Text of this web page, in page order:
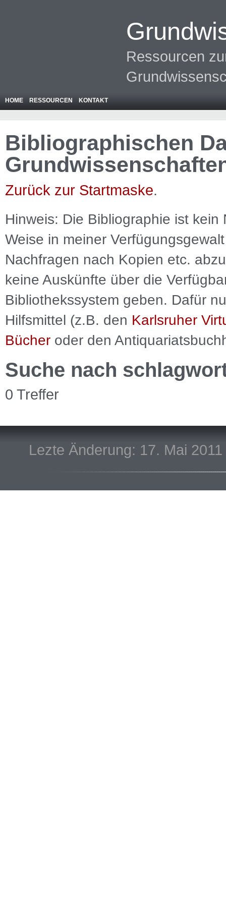
Ressourcen
HOME RESSOURCEN KONTAKT
Bibliographischen
Zurück zur Startmaske.
Hinweis: Die Bibliographie ist kein
Weise in meiner
Nachfragen nach Kopien etc.
keine Auskünfte über die
Bibliothekssystem geben. Dafür
Hilfsmittel (z.B. den Karlsruher
Bücher oder den
Suche nach
0 Treffer
Lezte Änderung: 17. Mai